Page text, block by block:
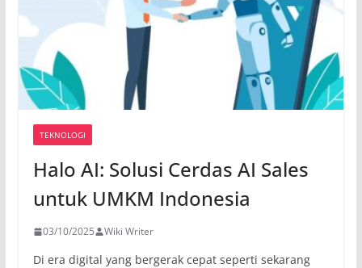
TEKNOLOGI
Halo AI: Solusi Cerdas AI Sales
untuk UMKM Indonesia
03/10/2025 Wiki Writer
Di era digital yang bergerak cepat seperti sekarang